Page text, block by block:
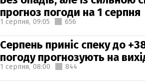
прогноз погоди на 1 серпня
1 серпня, 09:05 656
Серпень приніс спеку до
погоду прогнозують на
1 серпня, 08:00 844